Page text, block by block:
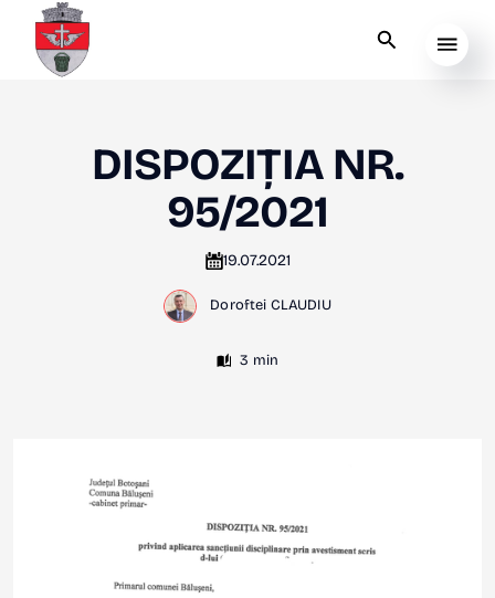
DISPOZIȚIA NR.
95/2021
19.07.2021
Doroftei CLAUDIU
3 min